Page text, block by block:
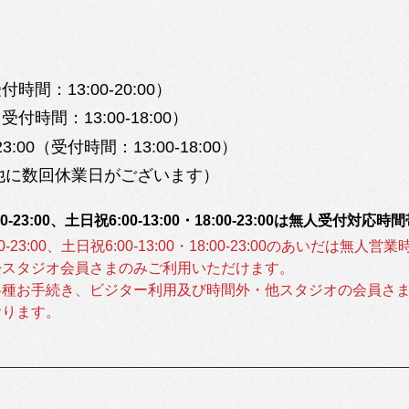
時間：13:00-20:00）
付時間：13:00-18:00）
（受付時間：13:00-18:00）
に数回休業日がございます）
23:00、土日祝6:00-13:00・18:00-23:00は無人受付対応時
、土日祝6:00-13:00・18:00-23:00のあいだは無人営業
タジオ会員さまのみご利用いただけます。
お手続き、ビジター利用及び時間外・他スタジオの会員さ
ます。